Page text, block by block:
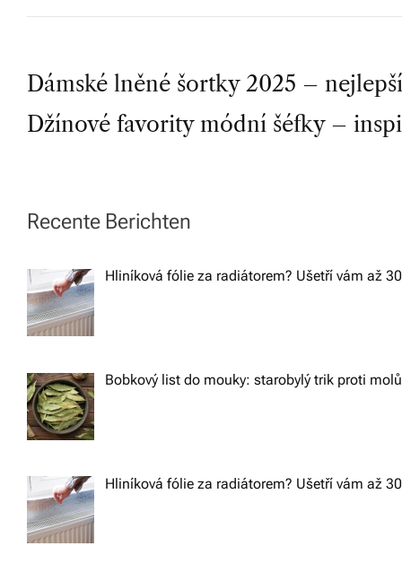
P
o
t
n
a
v
i
g
a
t
Dámské lněné šortky 2025 –
Džínové favority módní šéfky –
Recente Berichten
Hliníková fólie za radiátorem? Ušetří vám až
Bobkový list do mouky: starobylý trik proti
Hliníková fólie za radiátorem? Ušetří vám až